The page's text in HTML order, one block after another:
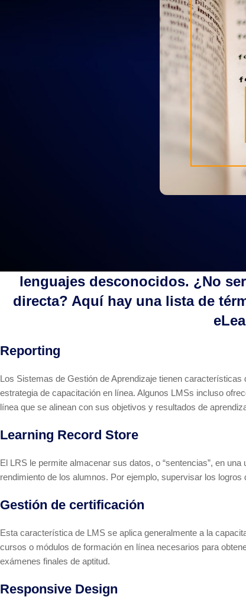
Hay muchos acrónimos,
hecho, la terminología puede
momento de comprar su primer
lenguajes desconocidos. ¿No
directa? Aquí hay una lista de
Reporting
Los Sistemas de Gestión de Aprendizaje tienen
estrategia de capacitación en línea. Algunos LMSs incluso
línea que se alinean con sus objetivos y resultados de
Learning Record Store
El LRS le permite almacenar sus datos, o “sentencias”, en
rendimiento de los alumnos. Por ejemplo, supervisar los
Gestión de certificación
Esta característica de LMS se aplica generalmente a la
cursos o módulos de formación en línea necesarios para
exámenes finales de aptitud.
Responsive Design